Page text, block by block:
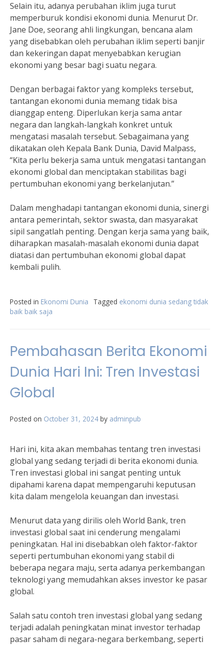
Selain itu, adanya perubahan iklim juga turut
memperburuk kondisi ekonomi dunia. Menurut Dr.
Jane Doe, seorang ahli lingkungan, bencana alam
yang disebabkan oleh perubahan iklim seperti banjir
dan kekeringan dapat menyebabkan kerugian
ekonomi yang besar bagi suatu negara.
Dengan berbagai faktor yang kompleks tersebut,
tantangan ekonomi dunia memang tidak bisa
dianggap enteng. Diperlukan kerja sama antar
negara dan langkah-langkah konkret untuk
mengatasi masalah tersebut. Sebagaimana yang
dikatakan oleh Kepala Bank Dunia, David Malpass,
“Kita perlu bekerja sama untuk mengatasi tantangan
ekonomi global dan menciptakan stabilitas bagi
pertumbuhan ekonomi yang berkelanjutan.”
Dalam menghadapi tantangan ekonomi dunia, sinergi
antara pemerintah, sektor swasta, dan masyarakat
sipil sangatlah penting. Dengan kerja sama yang baik,
diharapkan masalah-masalah ekonomi dunia dapat
diatasi dan pertumbuhan ekonomi global dapat
kembali pulih.
Posted in Ekonomi Dunia Tagged ekonomi dunia sedang tidak
baik baik saja
Pembahasan Berita Ekonomi
Dunia Hari Ini: Tren Investasi
Global
Posted on October 31, 2024 by adminpub
Hari ini, kita akan membahas tentang tren investasi
global yang sedang terjadi di berita ekonomi dunia.
Tren investasi global ini sangat penting untuk
dipahami karena dapat mempengaruhi keputusan
kita dalam mengelola keuangan dan investasi.
Menurut data yang dirilis oleh World Bank, tren
investasi global saat ini cenderung mengalami
peningkatan. Hal ini disebabkan oleh faktor-faktor
seperti pertumbuhan ekonomi yang stabil di
beberapa negara maju, serta adanya perkembangan
teknologi yang memudahkan akses investor ke pasar
global.
Salah satu contoh tren investasi global yang sedang
terjadi adalah peningkatan minat investor terhadap
pasar saham di negara-negara berkembang, seperti